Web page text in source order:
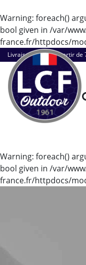
Warning: foreach()
bool given in /var/
france.fr/httpdocs/
Livraison offerte à partir de
Warning: foreach()
bool given in /var/
france.fr/httpdocs/